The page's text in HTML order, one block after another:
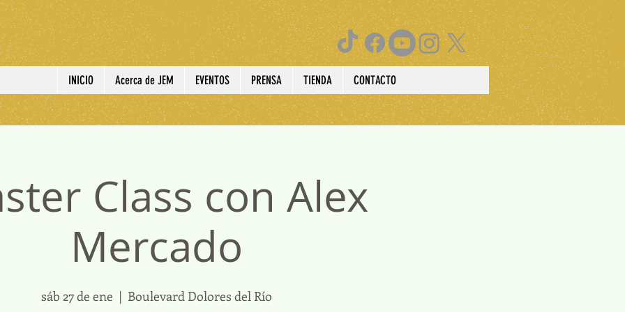
INICIO Acerca de JEM EVENTOS PRENSA TIENDA CONTACTO
Class con Alex
Mercado
sáb 27 de ene
  |
Boulevard Dolores del Río